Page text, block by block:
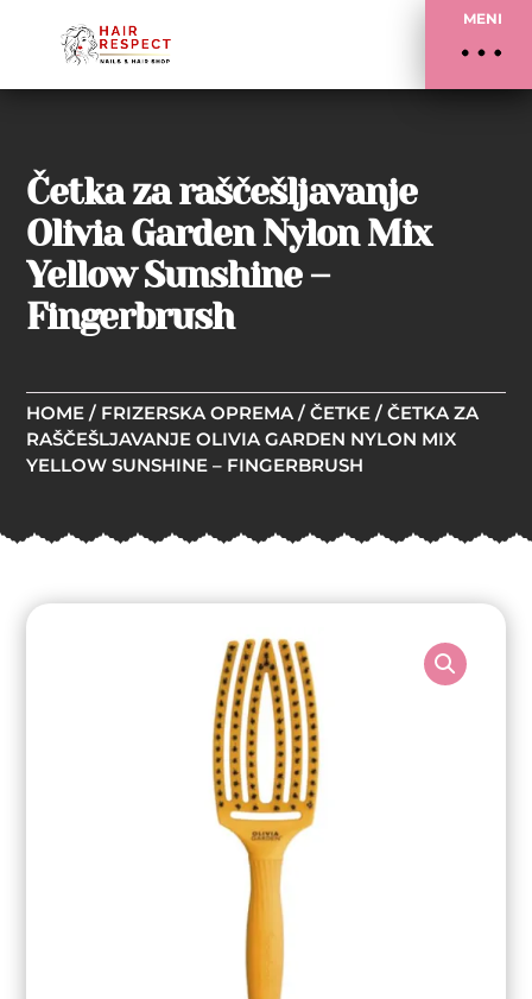
MENI
Četka za raščešljavanje
Olivia Garden Nylon Mix
Yellow Sunshine –
Fingerbrush
HOME / FRIZERSKA OPREMA /ČETKE / ČETKA ZA
RAŠČEŠLJAVANJE OLIVIA GARDEN NYLON MIX
YELLOW SUNSHINE – FINGERBRUSH